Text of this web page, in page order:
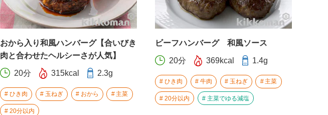
おから入り和風ハンバーグ【合いびき
肉と合わせたヘルシーさが人気】
20分 315kcal 2.3g
ひき肉 玉ねぎ おから 主菜
20分以内
ビーフハンバーグ 和風ソース
20分 369kcal 1.4g
ひき肉 牛肉 玉ねぎ 主菜
20分以内 主菜でゆる減塩